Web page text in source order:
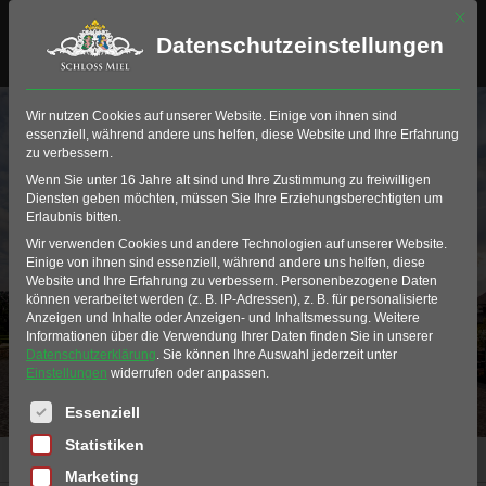
Erlebnisse entdecken >
Home
Mit
Datenschutzeinstellungen
Wir nutzen Cookies auf unserer Website. Einige von ihnen sind
essenziell, während andere uns helfen, diese Website und Ihre Erfahrung
zu verbessern.
Wenn Sie unter 16 Jahre alt sind und Ihre Zustimmung zu freiwilligen
Diensten geben möchten, müssen Sie Ihre Erziehungsberechtigten um
Erlaubnis bitten.
Wir verwenden Cookies und andere Technologien auf unserer Website.
Einige von ihnen sind essenziell, während andere uns helfen, diese
Website und Ihre Erfahrung zu verbessern. Personenbezogene Daten
können verarbeitet werden (z. B. IP-Adressen), z. B. für personalisierte
Anzeigen und Inhalte oder Anzeigen- und Inhaltsmessung. Weitere
Informationen über die Verwendung Ihrer Daten finden Sie in unserer
Datenschutzerklärung. Sie können Ihre Auswahl jederzeit unter
Einstellungen widerrufen oder anpassen.
Es folgt eine Liste der Service-Gruppen, für die eine
Essenziell
Statistiken
Marketing